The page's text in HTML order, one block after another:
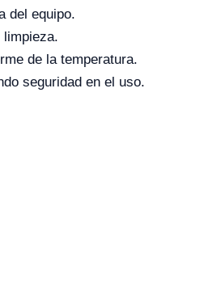
del equipo.
limpieza.
de la temperatura.
seguridad en el uso.